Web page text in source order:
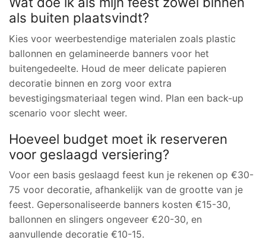
als buiten plaatsvindt?
Kies voor weerbestendige materialen zoals plastic
ballonnen en gelamineerde banners voor het
buitengedeelte. Houd de meer delicate papieren
decoratie binnen en zorg voor extra
bevestigingsmateriaal tegen wind. Plan een back-up
scenario voor slecht weer.
Hoeveel budget moet ik reserveren
voor geslaagd versiering?
Voor een basis geslaagd feest kun je rekenen op €30-
75 voor decoratie, afhankelijk van de grootte van je
feest. Gepersonaliseerde banners kosten €15-30,
ballonnen en slingers ongeveer €20-30, en
aanvullende decoratie €10-15.